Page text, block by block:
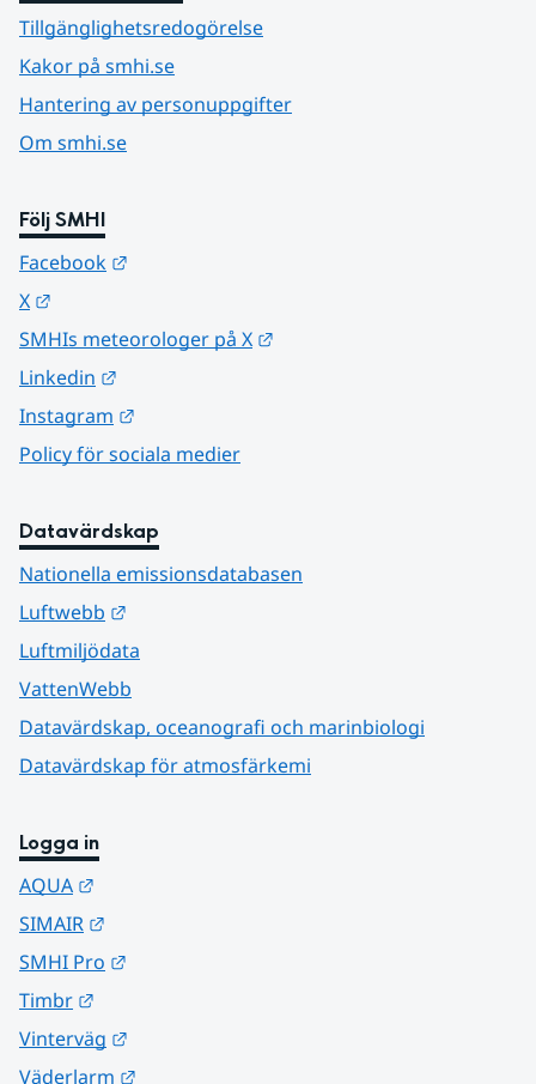
Tillgänglighetsredogörelse
Kakor på smhi.se
Hantering av personuppgifter
Om smhi.se
Följ SMHI
Facebook
X
SMHIs meteorologer på X
Linkedin
Instagram
Policy för sociala medier
Datavärdskap
Nationella emissionsdatabasen
Luftwebb
Luftmiljödata
VattenWebb
Datavärdskap, oceanografi och marinbiologi
Datavärdskap för atmosfärkemi
Logga in
AQUA
SIMAIR
SMHI Pro
Timbr
Vinterväg
Väderlarm